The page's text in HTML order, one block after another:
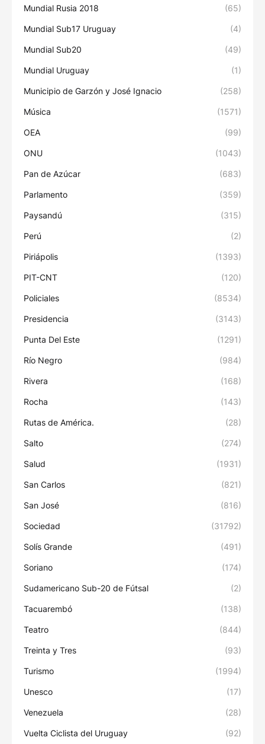
Mundial Rusia 2018 (65)
Mundial Sub17 Uruguay (4)
Mundial Sub20 (49)
Mundial Uruguay (1)
Municipio de Garzón y José Ignacio (258)
Música (1571)
OEA (99)
ONU (1043)
Pan de Azúcar (683)
Parlamento (359)
Paysandú (315)
Perú (2)
Piriápolis (1393)
PIT-CNT (120)
Policiales (8534)
Presidencia (3143)
Punta Del Este (1291)
Río Negro (984)
Rivera (168)
Rocha (143)
Rutas de América. (28)
Salto (274)
Salud (1931)
San Carlos (821)
San José (816)
Sociedad (31792)
Solís Grande (491)
Soriano (174)
Sudamericano Sub-20 de Fútsal (2)
Tacuarembó (138)
Teatro (844)
Treinta y Tres (93)
Turismo (1994)
Unesco (17)
Venezuela (28)
Vuelta Ciclista del Uruguay (92)